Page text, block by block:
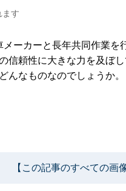
す
メーカーと長年共同作業
信頼性に大きな力を及ぼ
んなものなのでしょうか。
【この記事のすべての画